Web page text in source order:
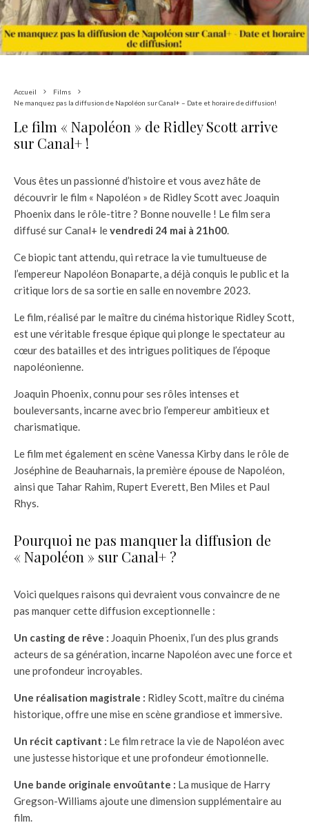
Accueil
Films
Ne manquez pas la diffusion de Napoléon sur Canal+ – Date et horaire de diffusion!
Le film « Napoléon » de Ridley Scott arrive
sur Canal+ !
Vous êtes un passionné d’histoire et vous avez hâte de
découvrir le film « Napoléon » de Ridley Scott avec Joaquin
Phoenix dans le rôle-titre ? Bonne nouvelle ! Le film sera
diffusé sur Canal+ levendredi 24 mai à 21h00.
Ce biopic tant attendu, qui retrace la vie tumultueuse de
l’empereur Napoléon Bonaparte, a déjà conquis le public et la
critique lors de sa sortie en salle en novembre 2023.
Le film, réalisé par le maître du cinéma historique Ridley Scott,
est une véritable fresque épique qui plonge le spectateur au
cœur des batailles et des intrigues politiques de l’époque
napoléonienne.
Joaquin Phoenix, connu pour ses rôles intenses et
bouleversants, incarne avec brio l’empereur ambitieux et
charismatique.
Le film met également en scène Vanessa Kirby dans le rôle de
Joséphine de Beauharnais, la première épouse de Napoléon,
ainsi que Tahar Rahim, Rupert Everett, Ben Miles et Paul
Rhys.
Pourquoi ne pas manquer la diffusion de
« Napoléon » sur Canal+ ?
Voici quelques raisons qui devraient vous convaincre de ne
pas manquer cette diffusion exceptionnelle :
Un casting de rêve : Joaquin Phoenix, l’un des plus grands
acteurs de sa génération, incarne Napoléon avec une force et
une profondeur incroyables.
Une réalisation magistrale : Ridley Scott, maître du cinéma
historique, offre une mise en scène grandiose et immersive.
Un récit captivant : Le film retrace la vie de Napoléon avec
une justesse historique et une profondeur émotionnelle.
Une bande originale envoûtante : La musique de Harry
Gregson-Williams ajoute une dimension supplémentaire au
film.